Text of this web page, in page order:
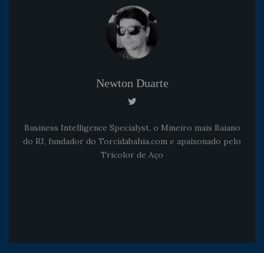
Newton Duarte
Business Intelligence Specialyst, o Mineiro mais Baiano
do RJ, fundador do Torcidabahia.com e apaixonado pelo
Tricolor de Aço